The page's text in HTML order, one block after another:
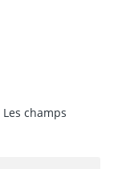
Les champs